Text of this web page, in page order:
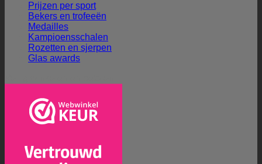
Prijzen per sport
Bekers en trofeeën
Medailles
Kampioensschalen
Rozetten en sjerpen
Glas awards